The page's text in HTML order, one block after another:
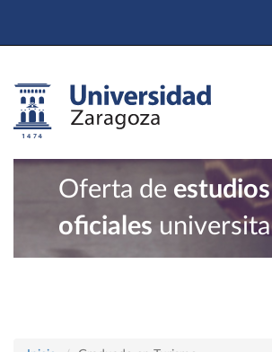
Oferta de estudios
oficiales